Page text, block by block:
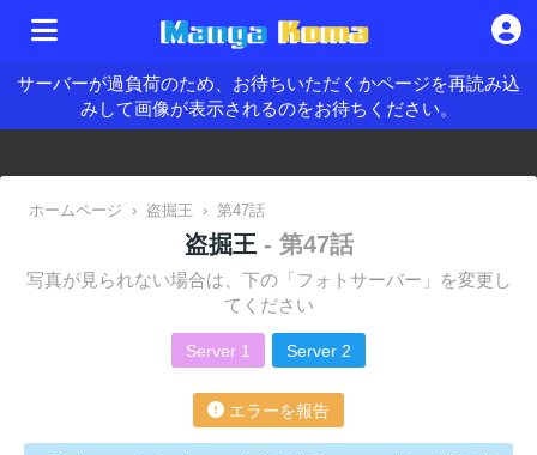
サーバーが過負荷のため、お待ちいただくかページを再読み込
みして画像が表示されるのをお待ちください。
ホームページ › 盗掘王 › 第47話
盗掘王 - 第47話
写真が見られない場合は、下の「フォトサーバー」を変更し
てください
Server 1 Server 2
エラーを報告